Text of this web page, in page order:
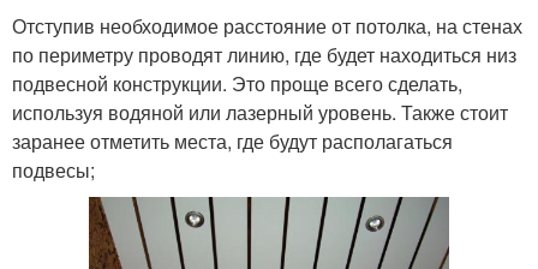
Отступив необходимое расстояние от потолка, на стенах
по периметру проводят линию, где будет находиться низ
подвесной конструкции. Это проще всего сделать,
используя водяной или лазерный уровень. Также стоит
заранее отметить места, где будут располагаться
подвесы;